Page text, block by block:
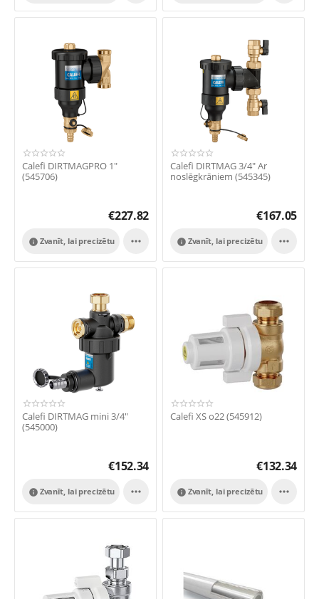
Calefi DIRTMAGPRO 1"
(545706)
€227.82
Zvanīt, lai precizētu
 
Calefi DIRTMAG 3/4" Ar
noslēgkrāniem (545345)
€167.05
Zvanīt, lai precizētu
 
Calefi DIRTMAG mini 3/4"
(545000)
€152.34
Zvanīt, lai precizētu
 
Calefi XS o22 (545912)
€132.34
Zvanīt, lai precizētu
 